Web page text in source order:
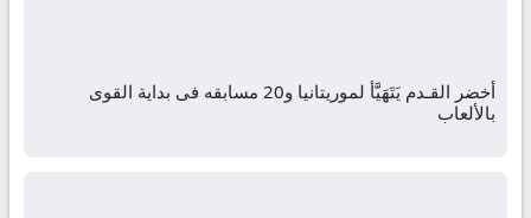
أخضر القـدم يَتَهَيَّأُ لموريتانيا و20 مسابقه فى بداية القوى
بالألعاب